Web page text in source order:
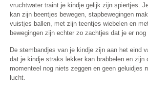
vruchtwater traint je kindje gelijk zijn spiertjes.
kan zijn beentjes bewegen, stapbewegingen
vuistjes ballen, met zijn teentjes wiebelen en
bewegingen zijn echter zo zachtjes dat je er nog
De stembandjes van je kindje zijn aan het eind
dat je kindje straks lekker kan brabbelen en
momenteel nog niets zeggen en geen geluidjes
lucht.